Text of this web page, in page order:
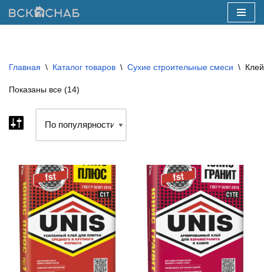
Главная \ Каталог товаров \ Сухие строительные смеси \
Показаны все (14)